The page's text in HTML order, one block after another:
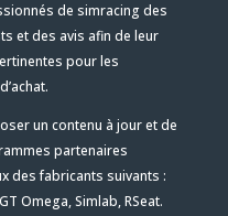
de simracing des
et des avis afin de leur
pour les
un contenu à jour et de
partenaires
des fabricants suivants :
Omega, Simlab, RSeat.